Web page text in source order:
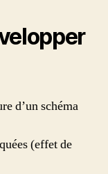
d’un schéma
(effet de